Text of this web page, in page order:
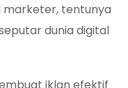
marketer, tentunya
dunia digital
iklan efektif